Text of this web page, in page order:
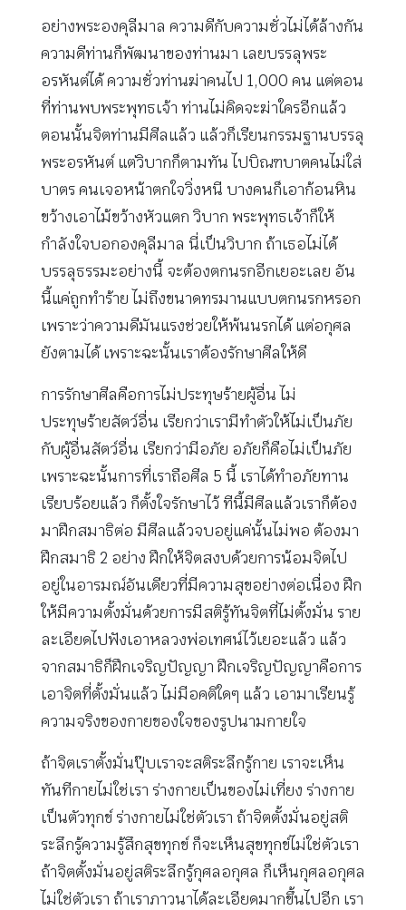
อย่างพระองคุลีมาล ความดีกับความชั่วไม่ได้ล้างกัน
ความดีท่านก็พัฒนาของท่านมา เลยบรรลุพระ
อรหันต์ได้ ความชั่วท่านฆ่าคนไป 1,000 คน แต่ตอน
ที่ท่านพบพระพุทธเจ้า ท่านไม่คิดจะฆ่าใครอีกแล้ว
ตอนนั้นจิตท่านมีศีลแล้ว แล้วก็เรียนกรรมฐานบรรลุ
พระอรหันต์ แต่วิบากก็ตามทัน ไปบิณฑบาตคนไม่ใส่
บาตร คนเจอหน้าตกใจวิ่งหนี บางคนก็เอาก้อนหิน
ขว้างเอาไม้ขว้างหัวแตก วิบาก พระพุทธเจ้าก็ให้
กำลังใจบอกองคุลีมาล นี่เป็นวิบาก ถ้าเธอไม่ได้
บรรลุธรรมะอย่างนี้ จะต้องตกนรกอีกเยอะเลย อัน
นี้แค่ถูกทำร้าย ไม่ถึงขนาดทรมานแบบตกนรกหรอก
เพราะว่าความดีมันแรงช่วยให้พ้นนรกได้ แต่อกุศล
ยังตามได้ เพราะฉะนั้นเราต้องรักษาศีลให้ดี
การรักษาศีลคือการไม่ประทุษร้ายผู้อื่น ไม่
ประทุษร้ายสัตว์อื่น เรียกว่าเรามีทำตัวให้ไม่เป็นภัย
กับผู้อื่นสัตว์อื่น เรียกว่ามีอภัย อภัยก็คือไม่เป็นภัย
เพราะฉะนั้นการที่เราถือศีล 5 นี้ เราได้ทำอภัยทาน
เรียบร้อยแล้ว ก็ตั้งใจรักษาไว้ ทีนี้มีศีลแล้วเราก็ต้อง
มาฝึกสมาธิต่อ มีศีลแล้วจบอยู่แค่นั้นไม่พอ ต้องมา
ฝึกสมาธิ 2 อย่าง ฝึกให้จิตสงบด้วยการน้อมจิตไป
อยู่ในอารมณ์อันเดียวที่มีความสุขอย่างต่อเนื่อง ฝึก
ให้มีความตั้งมั่นด้วยการมีสติรู้ทันจิตที่ไม่ตั้งมั่น ราย
ละเอียดไปฟังเอาหลวงพ่อเทศน์ไว้เยอะแล้ว แล้ว
จากสมาธิก็ฝึกเจริญปัญญา ฝึกเจริญปัญญาคือการ
เอาจิตที่ตั้งมั่นแล้ว ไม่มีอคติใดๆ แล้ว เอามาเรียนรู้
ความจริงของกายของใจของรูปนามกายใจ
ถ้าจิตเราตั้งมั่นปุ๊บเราจะสติระลึกรู้กาย เราจะเห็น
ทันทีกายไม่ใช่เรา ร่างกายเป็นของไม่เที่ยง ร่างกาย
เป็นตัวทุกข์ ร่างกายไม่ใช่ตัวเรา ถ้าจิตตั้งมั่นอยู่สติ
ระลึกรู้ความรู้สึกสุขทุกข์ ก็จะเห็นสุขทุกข์ไม่ใช่ตัวเรา
ถ้าจิตตั้งมั่นอยู่สติระลึกรู้กุศลอกุศล ก็เห็นกุศลอกุศล
ไม่ใช่ตัวเรา ถ้าเราภาวนาได้ละเอียดมากขึ้นไปอีก เรา